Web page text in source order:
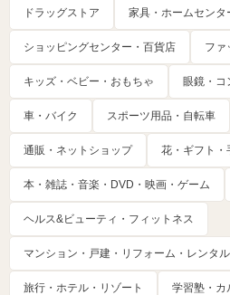
ドラッグストア 家具・ホームセンタ
ショッピングセンター・百貨店 ファ
キッズ・ベビー・おもちゃ 眼鏡・コ
車・バイク スポーツ用品・自転車
通販・ネットショップ 花・ギフト・
本・雑誌・音楽・DVD・映画・ゲーム
ヘルス&ビューティ・フィットネス
マンション・戸建・リフォーム・レンタ
旅行・ホテル・リゾート 学習塾・カ